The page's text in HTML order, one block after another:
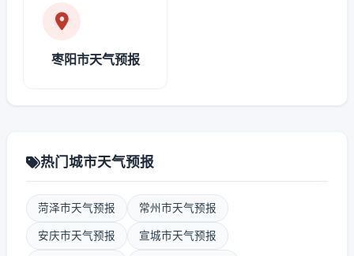
枣阳市天气预报
热门城市天气预报
菏泽市天气预报 常州市天气预报
安庆市天气预报 宣城市天气预报